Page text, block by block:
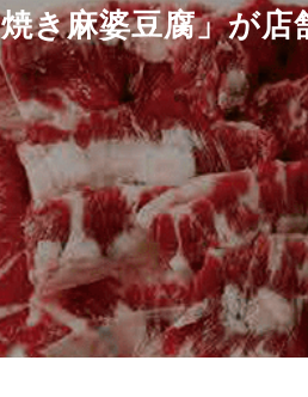
き麻婆豆腐」が店